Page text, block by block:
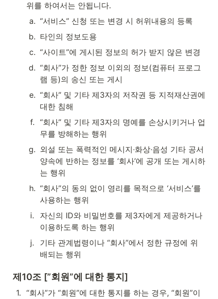
위를 하여서는 안됩니다.
a. “서비스” 신청 또는 변경 시 허위내용의 등록
b. 타인의 정보도용
c. “사이트”에 게시된 정보의 허가 받지 않은 변경
d. “회사”가 정한 정보 이외의 정보(컴퓨터 프로그
램 등)의 송신 또는 게시
e. “회사” 및 기타 제3자의 저작권 등 지적재산권에
대한 침해
f. “회사” 및 기타 제3자의 명예를 손상시키거나 업
무를 방해하는 행위
g. 외설 또는 폭력적인 메시지∙화상∙음성 기타 공서
양속에 반하는 정보를 ‘회사’에 공개 또는 게시하
는 행위
h. “회사”의 동의 없이 영리를 목적으로 ‘서비스’를
사용하는 행위
i.
자신의 ID와 비밀번호를 제3자에게 제공하거나
이용하도록 하는 행위
j.
기타 관계법령이나 “회사”에서 정한 규정에 위
배되는 행위
제10조 [”회원”에 대한 통지]
1. “회사”가 “회원”에 대한 통지를 하는 경우, “회원”이